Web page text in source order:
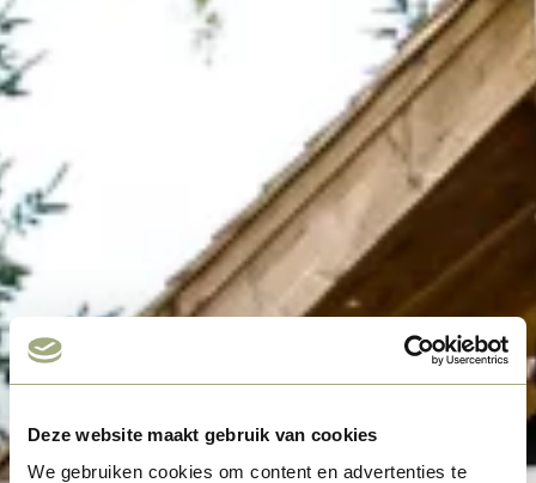
Deze website maakt gebruik van cookies
We gebruiken cookies om content en advertenties te